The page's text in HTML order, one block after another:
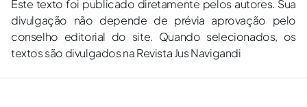
Este texto foi publicado diretamente pelos autores. Sua
divulgação não depende de prévia aprovação pelo
conselho editorial do site. Quando selecionados, os
textos são divulgados na Revista Jus Navigandi